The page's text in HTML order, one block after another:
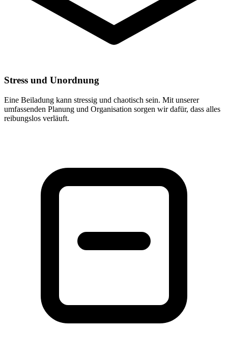
Stress und Unordnung
Eine Beiladung kann stressig und chaotisch sein. Mit unserer
umfassenden Planung und Organisation sorgen wir dafür, dass alles
reibungslos verläuft.